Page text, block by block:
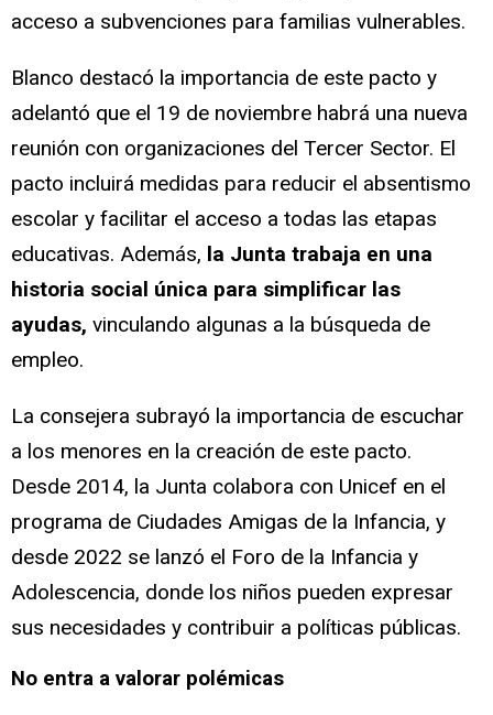
acceso a subvenciones para familias vulnerables.
Blanco destacó la importancia de este pacto y
adelantó que el 19 de noviembre habrá una nueva
reunión con organizaciones del Tercer Sector. El
pacto incluirá medidas para reducir el absentismo
escolar y facilitar el acceso a todas las etapas
educativas. Además, la Junta trabaja en una
historia social única para simplificar las
ayudas, vinculando algunas a la búsqueda de
empleo.
La consejera subrayó la importancia de escuchar
a los menores en la creación de este pacto.
Desde 2014, la Junta colabora con Unicef en el
programa de Ciudades Amigas de la Infancia, y
desde 2022 se lanzó el Foro de la Infancia y
Adolescencia, donde los niños pueden expresar
sus necesidades y contribuir a políticas públicas.
No entra a valorar polémicas